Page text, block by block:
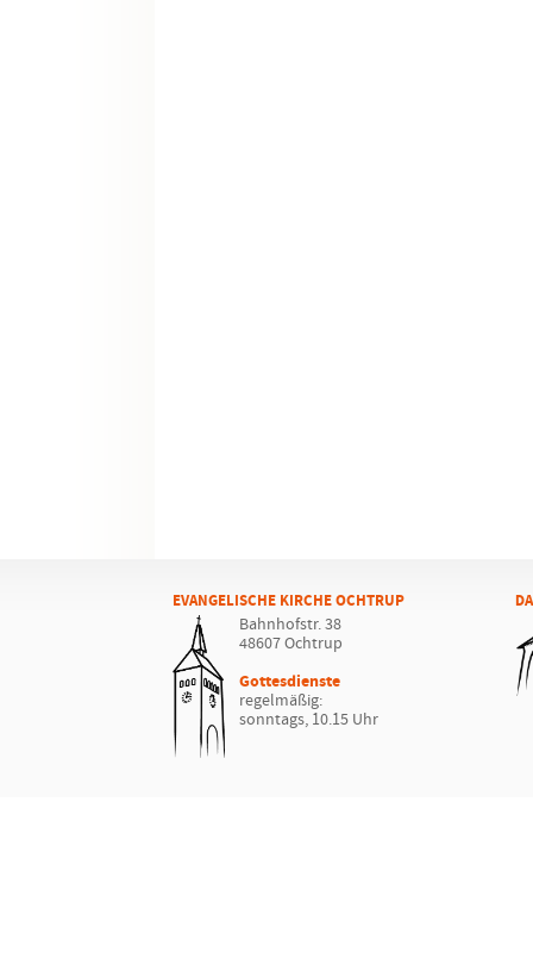
EVANGELISCHE KIRCHE OCHTRUP
Bahnhofstr. 38
48607 Ochtrup
Gottesdienste
regelmäßig:
sonntags, 10.15 Uhr